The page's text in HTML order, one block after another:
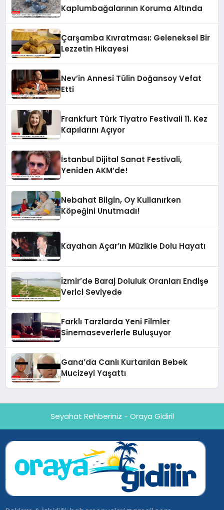
Kaplumbağalarının Koruma Altında
Çarşamba Kıvratması: Geleneksel Bir
Lezzetin Hikayesi
Nev’in Annesi Tülin Doğansoy Vefat
Etti
Frankfurt Türk Tiyatro Festivali 11. Kez
Kapılarını Açıyor
İstanbul Dijital Sanat Festivali,
Yeniden AKM’de!
Nebahat Bilgin, Oy Kullanırken
Köpeğini Unutmadı!
Kayahan Açar’ın Müzikle Dolu Hayatı
İzmir’de Baraj Doluluk Oranları Endişe
Verici Seviyede
Farklı Tarzlarda Yeni Filmler
Sinemaseverlerle Buluşuyor
Gana’da Canlı Kurtarılan Bebek
Mucizeyi Yaşattı
Seyahat Rehberiniz - Oraya Gidiril